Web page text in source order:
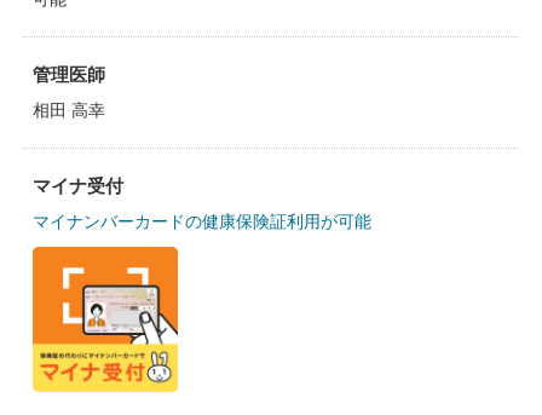
管理医師
相田 高幸
マイナ受付
マイナンバーカードの健康保険証利用が可能